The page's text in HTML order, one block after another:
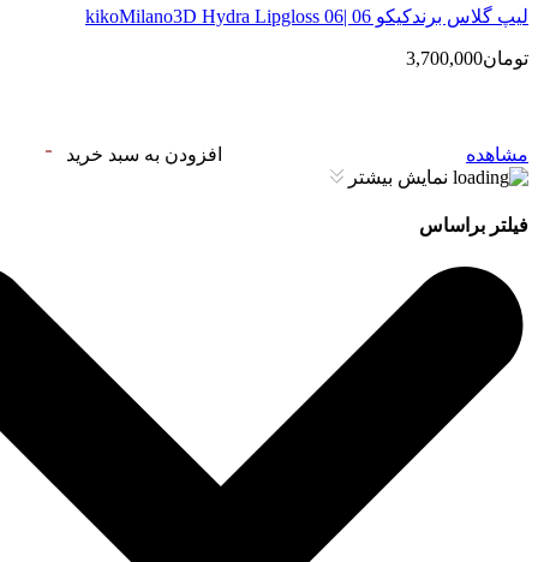
لیپ گلاس‌ برندکیکو 06 |kikoMilano3D Hydra Lipgloss 06
تومان3,700,000
مشاهده
افزودن به سبد خرید
نمایش بیشتر
فیلتر براساس